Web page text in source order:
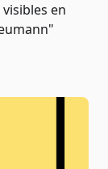
en